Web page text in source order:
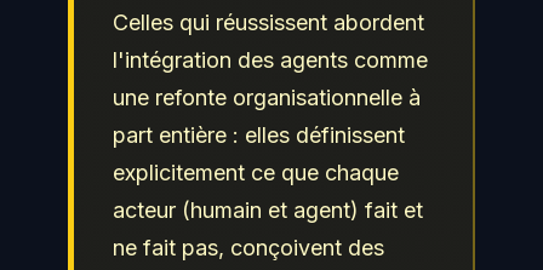
Celles qui réussissent abordent
l'intégration des agents comme
une refonte organisationnelle à
part entière : elles définissent
explicitement ce que chaque
acteur (humain et agent) fait et
ne fait pas, conçoivent des